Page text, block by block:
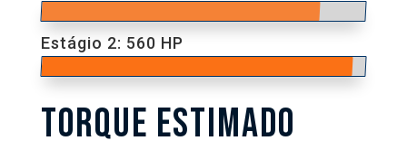
Estágio 2: 560 HP
TORQUE ESTIMADO